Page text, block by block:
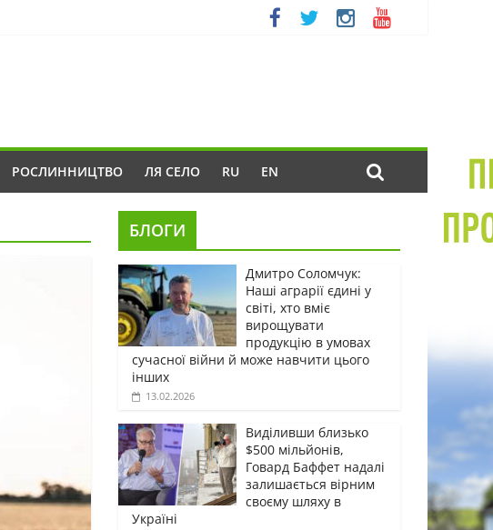
РОСЛИННИЦТВО ЛЯ СЕЛО RU EN
БЛОГИ
Дмитро Соломчук:
Наші аграрії єдині у
світі, хто вміє
вирощувати
продукцію в умовах
сучасної війни й може навчити цього
інших
13.02.2026
Виділивши близько
$500 мільйонів,
Говард Баффет надалі
залишається вірним
своєму шляху в
Україні